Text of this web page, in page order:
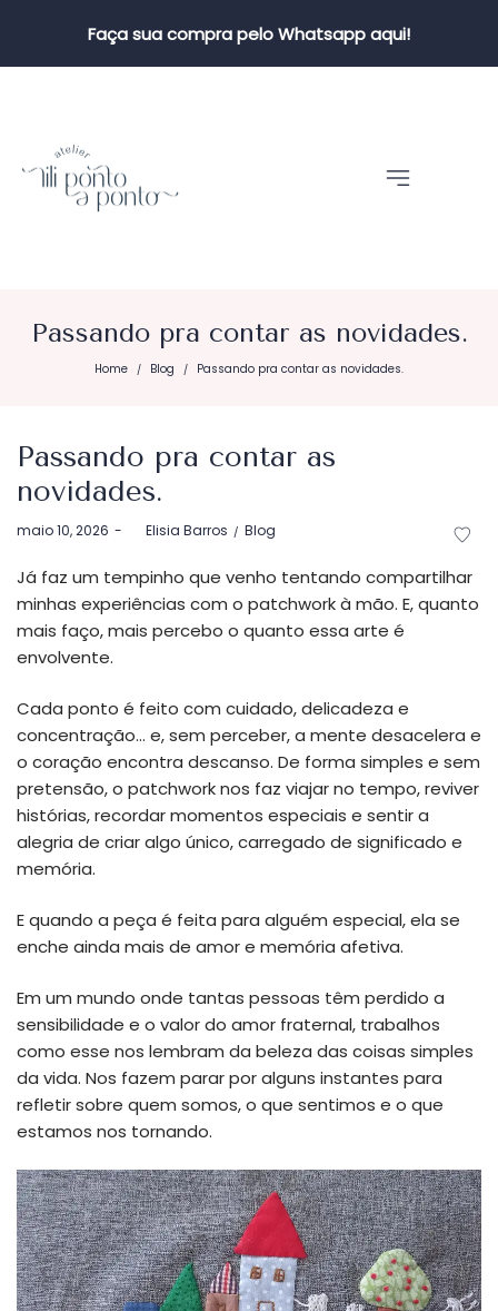
Faça sua compra pelo Whatsapp aqui!
Passando pra contar as novidades.
Home / Blog / Passando pra contar as novidades.
Passando pra contar as
novidades.
Postado
maio 10, 2026 byElisia Barros
Postado
Blog
Já faz um tempinho que venho tentando compartilhar
minhas experiências com o patchwork à mão. E, quanto
mais faço, mais percebo o quanto essa arte é
envolvente.
Cada ponto é feito com cuidado, delicadeza e
concentração… e, sem perceber, a mente desacelera e
o coração encontra descanso. De forma simples e sem
pretensão, o patchwork nos faz viajar no tempo, reviver
histórias, recordar momentos especiais e sentir a
alegria de criar algo único, carregado de significado e
memória.
E quando a peça é feita para alguém especial, ela se
enche ainda mais de amor e memória afetiva.
Em um mundo onde tantas pessoas têm perdido a
sensibilidade e o valor do amor fraternal, trabalhos
como esse nos lembram da beleza das coisas simples
da vida. Nos fazem parar por alguns instantes para
refletir sobre quem somos, o que sentimos e o que
estamos nos tornando.